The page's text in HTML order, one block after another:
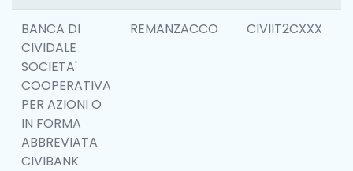
BANCA DI
CIVIDALE
SOCIETA'
COOPERATIVA
PER AZIONI O
IN FORMA
ABBREVIATA
CIVIBANK
REMANZACCO CIVIIT2CXXX